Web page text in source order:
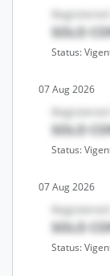
SOLO
Status:
07 Aug 2026
SOLO
Status:
07 Aug 2026
SOLO
Status: